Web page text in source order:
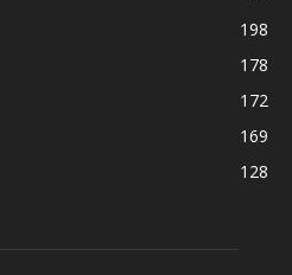
198
178
172
169
128